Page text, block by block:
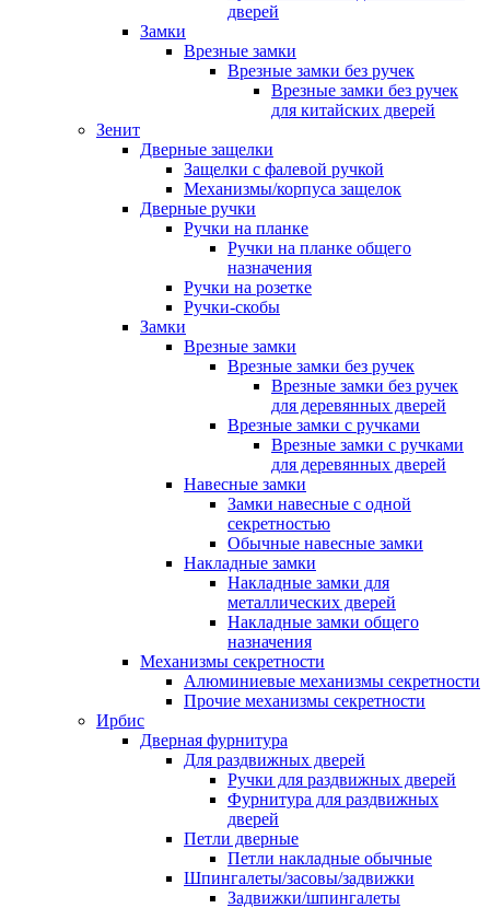
дверей
Замки
Врезные замки
Врезные замки без ручек
Врезные замки без ручек
для китайских дверей
Зенит
Дверные защелки
Защелки с фалевой ручкой
Механизмы/корпуса защелок
Дверные ручки
Ручки на планке
Ручки на планке общего
назначения
Ручки на розетке
Ручки-скобы
Замки
Врезные замки
Врезные замки без ручек
Врезные замки без ручек
для деревянных дверей
Врезные замки с ручками
Врезные замки с ручками
для деревянных дверей
Навесные замки
Замки навесные с одной
секретностью
Обычные навесные замки
Накладные замки
Накладные замки для
металлических дверей
Накладные замки общего
назначения
Механизмы секретности
Алюминиевые механизмы секретности
Прочие механизмы секретности
Ирбис
Дверная фурнитура
Для раздвижных дверей
Ручки для раздвижных дверей
Фурнитура для раздвижных
дверей
Петли дверные
Петли накладные обычные
Шпингалеты/засовы/задвижки
Задвижки/шпингалеты